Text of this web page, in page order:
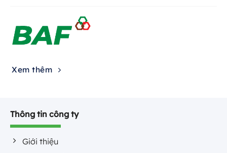
Xem thêm
Thông tin công ty
Giới thiệu